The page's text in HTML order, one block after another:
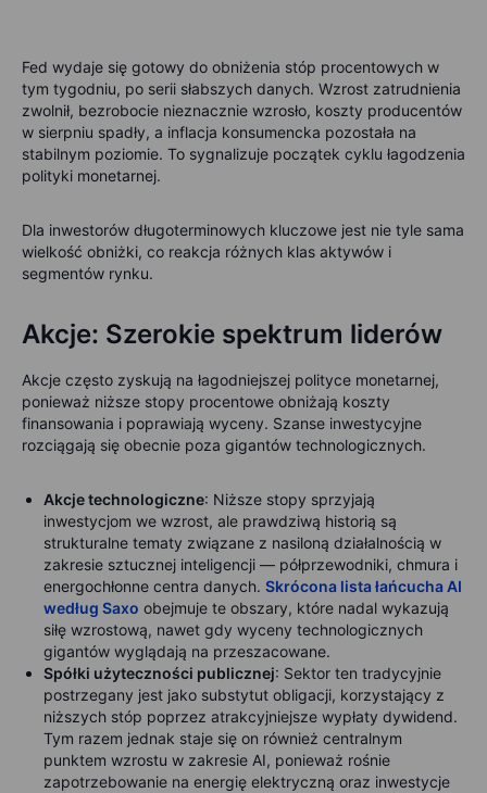
Fed wydaje się gotowy do obniżenia stóp procentowych w
tym tygodniu, po serii słabszych danych. Wzrost zatrudnienia
zwolnił, bezrobocie nieznacznie wzrosło, koszty producentów
w sierpniu spadły, a inflacja konsumencka pozostała na
stabilnym poziomie. To sygnalizuje początek cyklu łagodzenia
polityki monetarnej.
Dla inwestorów długoterminowych kluczowe jest nie tyle sama
wielkość obniżki, co reakcja różnych klas aktywów i
segmentów rynku.
Akcje: Szerokie spektrum liderów
Akcje często zyskują na łagodniejszej polityce monetarnej,
ponieważ niższe stopy procentowe obniżają koszty
finansowania i poprawiają wyceny. Szanse inwestycyjne
rozciągają się obecnie poza gigantów technologicznych.
Akcje technologiczne: Niższe stopy sprzyjają
inwestycjom we wzrost, ale prawdziwą historią są
strukturalne tematy związane z nasiloną działalnością w
zakresie sztucznej inteligencji — półprzewodniki, chmura i
energochłonne centra danych. Skrócona lista łańcucha AI
według Saxo obejmuje te obszary, które nadal wykazują
siłę wzrostową, nawet gdy wyceny technologicznych
gigantów wyglądają na przeszacowane.
Spółki użyteczności publicznej: Sektor ten tradycyjnie
postrzegany jest jako substytut obligacji, korzystający z
niższych stóp poprzez atrakcyjniejsze wypłaty dywidend.
Tym razem jednak staje się on również centralnym
punktem wzrostu w zakresie AI, ponieważ rośnie
zapotrzebowanie na energię elektryczną oraz inwestycje